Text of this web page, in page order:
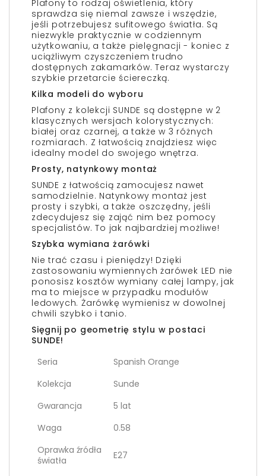
Plafony to rodzaj oświetlenia, który
sprawdza się niemal zawsze i wszędzie,
jeśli potrzebujesz sufitowego światła. Są
niezwykle praktycznie w codziennym
użytkowaniu, a także pielęgnacji - koniec z
uciążliwym czyszczeniem trudno
dostępnych zakamarków. Teraz wystarczy
szybkie przetarcie ściereczką.
Kilka modeli do wyboru
Plafony z kolekcji SUNDE są dostępne w 2
klasycznych wersjach kolorystycznych:
białej oraz czarnej, a także w 3 różnych
rozmiarach. Z łatwością znajdziesz więc
idealny model do swojego wnętrza.
Prosty, natynkowy montaż
SUNDE z łatwością zamocujesz nawet
samodzielnie. Natynkowy montaż jest
prosty i szybki, a także oszczędny, jeśli
zdecydujesz się zająć nim bez pomocy
specjalistów. To jak najbardziej możliwe!
Szybka wymiana żarówki
Nie trać czasu i pieniędzy! Dzięki
zastosowaniu wymiennych żarówek LED nie
ponosisz kosztów wymiany całej lampy, jak
ma to miejsce w przypadku modułów
ledowych. Żarówkę wymienisz w dowolnej
chwili szybko i tanio.
Sięgnij po geometrię stylu w postaci
SUNDE!
Seria
Spanish Orange
Kolekcja
Sunde
Gwarancja
5 lat
Waga
0.58
Oprawka źródła
światła
E27